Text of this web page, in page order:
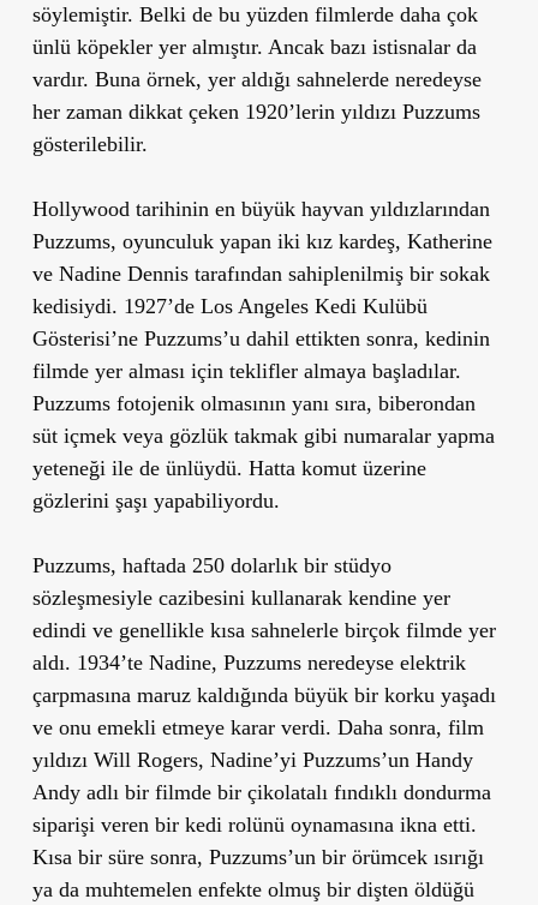
söylemiştir. Belki de bu yüzden filmlerde daha çok
ünlü köpekler yer almıştır. Ancak bazı istisnalar da
vardır. Buna örnek, yer aldığı sahnelerde neredeyse
her zaman dikkat çeken 1920’lerin yıldızı Puzzums
gösterilebilir.
Hollywood tarihinin en büyük hayvan yıldızlarından
Puzzums, oyunculuk yapan iki kız kardeş, Katherine
ve Nadine Dennis tarafından sahiplenilmiş bir sokak
kedisiydi. 1927’de Los Angeles Kedi Kulübü
Gösterisi’ne Puzzums’u dahil ettikten sonra, kedinin
filmde yer alması için teklifler almaya başladılar.
Puzzums fotojenik olmasının yanı sıra, biberondan
süt içmek veya gözlük takmak gibi numaralar yapma
yeteneği ile de ünlüydü. Hatta komut üzerine
gözlerini şaşı yapabiliyordu.
Puzzums, haftada 250 dolarlık bir stüdyo
sözleşmesiyle cazibesini kullanarak kendine yer
edindi ve genellikle kısa sahnelerle birçok filmde yer
aldı. 1934’te Nadine, Puzzums neredeyse elektrik
çarpmasına maruz kaldığında büyük bir korku yaşadı
ve onu emekli etmeye karar verdi. Daha sonra, film
yıldızı Will Rogers, Nadine’yi Puzzums’un Handy
Andy adlı bir filmde bir çikolatalı fındıklı dondurma
siparişi veren bir kedi rolünü oynamasına ikna etti.
Kısa bir süre sonra, Puzzums’un bir örümcek ısırığı
ya da muhtemelen enfekte olmuş bir dişten öldüğü